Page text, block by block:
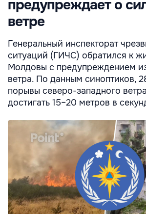
предупреждает о
ветре
Генеральный инспекторат
ситуаций (ГИЧС) обратился к
Молдовы с предупреждением
ветра. По данным синоптиков,
порывы северо-западного
достигать 15–20 метров в